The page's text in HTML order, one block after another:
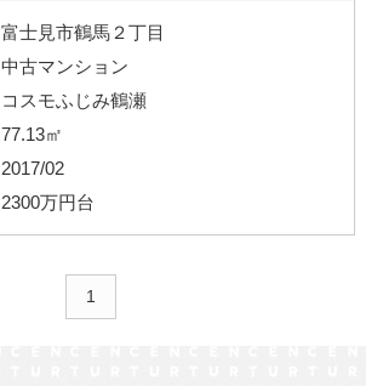
富士見市鶴馬２丁目
中古マンション
コスモふじみ鶴瀬
77.13㎡
2017/02
2300万円台
1